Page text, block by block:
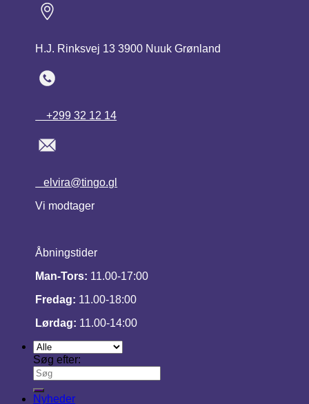
H.J. Rinksvej 13 3900 Nuuk Grønland
+299 32 12 14
elvira@tingo.gl
Vi modtager
Åbningstider
Man-Tors: 11.00-17:00
Fredag: 11.00-18:00
Lørdag: 11.00-14:00
Søg efter:
Nyheder